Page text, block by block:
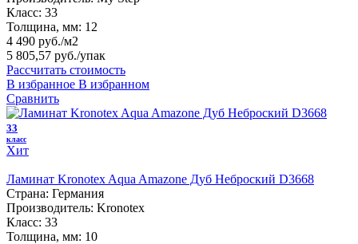
Класс: 33
Толщина, мм: 12
4 490 руб./м2
5 805,57 руб./упак
Рассчитать стоимость
В избранное В избранном
Сравнить
33
класс
Хит
Ламинат Kronotex Aqua Amazone Дуб Неброский D3668
Страна: Германия
Производитель: Kronotex
Класс: 33
Толщина, мм: 10